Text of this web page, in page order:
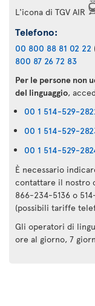
L'icona di TGV AIR
Telefono:
00 800 88 81 02 22
800 87 26 72 83
Per le persone non
del linguaggio,
00 1 514-529-
00 1 514-529-
00 1 514-529-
È necessario
contattare il nostro
866-234-5136 o
(possibili tariffe
Gli operatori di
ore al giorno, 7